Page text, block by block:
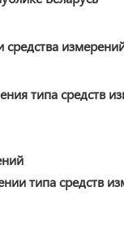
средства
типа средств
типа средств